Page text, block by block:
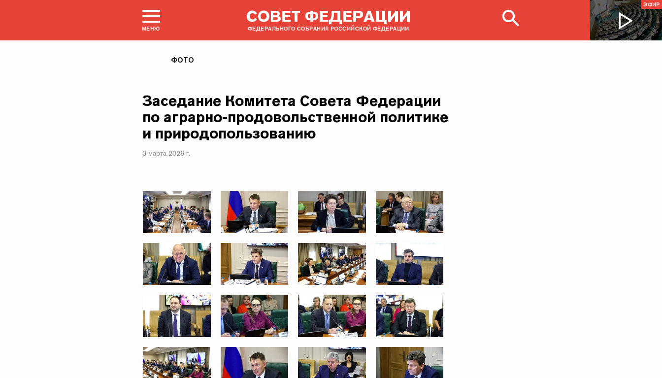
МЕНЮ
СОВЕТ ФЕДЕРАЦИИ
ФЕДЕРАЛЬНОГО СОБРАНИЯ РОССИЙСКОЙ ФЕДЕРАЦИИ
ЭФИР
ФОТО
Заседание Комитета Совета Федерации
по аграрно-продовольственной политике
и природопользованию
3 марта 2026 г.